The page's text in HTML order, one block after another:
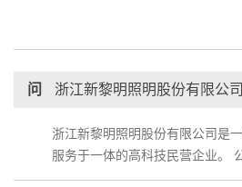
问 浙江新黎明照明股份有限公
浙江新黎明照明股份有限公司是
服务于一体的高科技民营企业。
园”、国家AAAAA级…